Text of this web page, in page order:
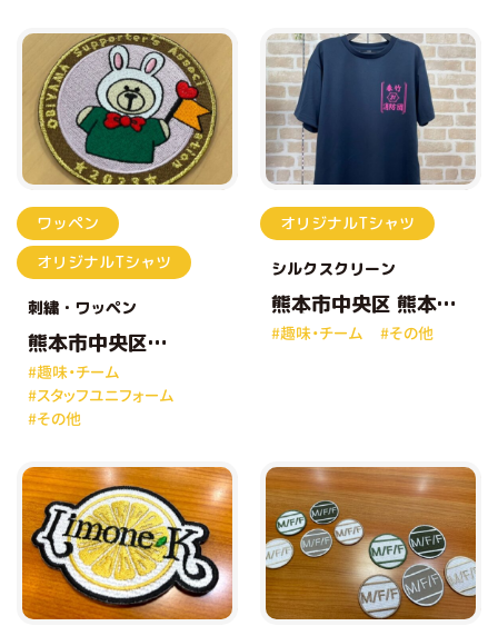
ワッペン
オリジナルTシャツ
刺繍 ワッペン
熊本市中央区
OBIYAMA
Supporter’s
Association 様
#趣味・チーム
#スタッフユニフォーム
#その他
オリジナルTシャツ
シルクスクリーン
熊本市中央区 熊本市
消防団31分団「春竹
消防団」様
#趣味・チーム #その他